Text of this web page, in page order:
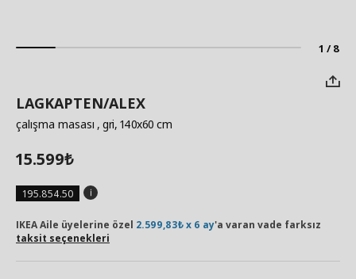
1 / 8
LAGKAPTEN/ALEX
çalışma masası , gri, 140x60 cm
15.599₺
195.854.50
IKEA Aile üyelerine özel 2.599,83₺ x 6 ay'a varan vade farksız
taksit seçenekleri